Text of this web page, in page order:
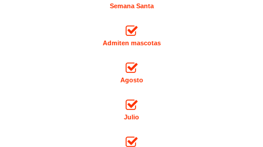
Semana Santa
Admiten mascotas
Agosto
Julio